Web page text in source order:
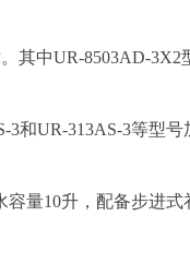
中UR-8503AD-
UR-313AS-3等型
量10升，配备步进式